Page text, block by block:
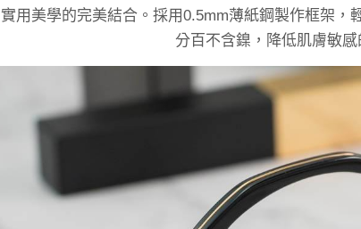
實用美學的完美結合。採用0.5mm薄紙鋼製作框架，
分百不含鎳，降低肌膚敏感